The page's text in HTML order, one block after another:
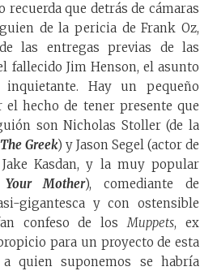
recuerda que detrás de cámaras
de la pericia de Frank Oz,
las entregas previas de las
fallecido Jim Henson, el asunto
Hay un pequeño
hecho de tener presente que
son Nicholas Stoller (de la
Greek) y Jason Segel (actor de
Kasdan, y la muy popular
Mother), comediante de
gigantesca y con ostensible
confeso de losMuppets, ex
para un proyecto de esta
a quien suponemos se habría